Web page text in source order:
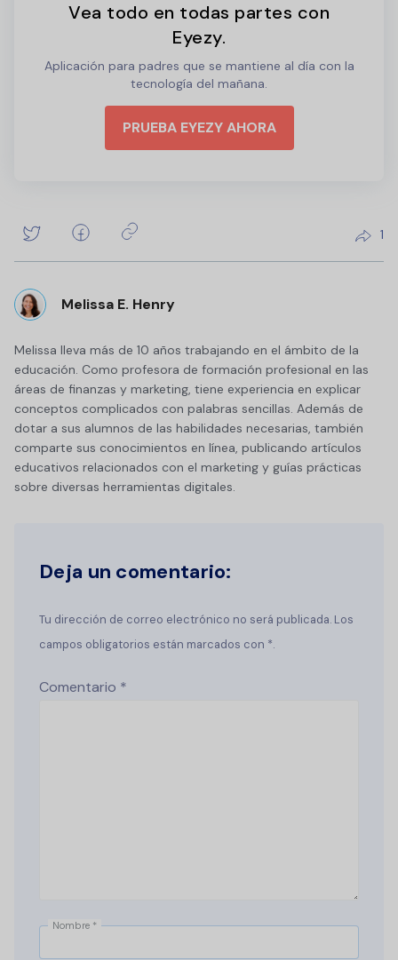
Vea todo en todas partes con
Eyezy.
Aplicación para padres que se mantiene al día con la
tecnología del mañana.
PRUEBA EYEZY AHORA
1
Melissa E. Henry
Melissa lleva más de 10 años trabajando en el ámbito de la
educación. Como profesora de formación profesional en las
áreas de finanzas y marketing, tiene experiencia en explicar
conceptos complicados con palabras sencillas. Además de
dotar a sus alumnos de las habilidades necesarias, también
comparte sus conocimientos en línea, publicando artículos
educativos relacionados con el marketing y guías prácticas
sobre diversas herramientas digitales.
Deja un comentario:
Tu dirección de correo electrónico no será publicada. Los
campos obligatorios están marcados con *.
Comentario *
Nombre *